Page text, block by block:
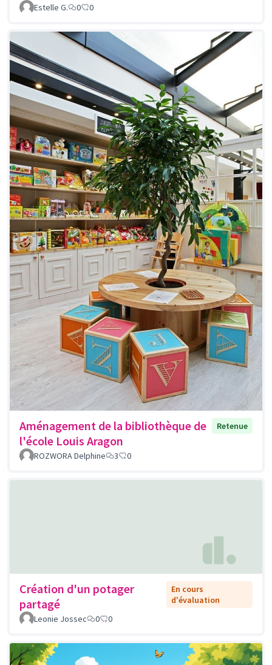
Estelle G.
0 0
Aménagement de la bibliothèque de
l'école Louis Aragon
Retenue
ROZWORA Delphine 3 0
Création d'un potager
partagé
En cours
d'évaluation
Leonie Jossec
0 0